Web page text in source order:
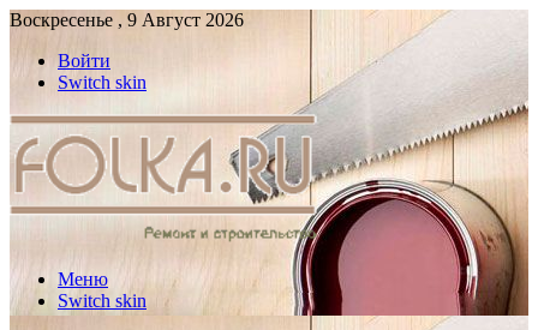
Воскресенье , 9 Август 2026
Войти
Switch skin
Меню
Switch skin